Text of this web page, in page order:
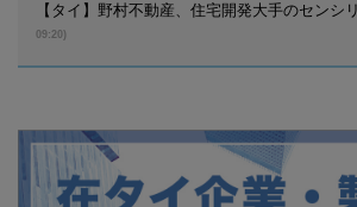
【タイ】野村不動産、住宅開発大手のセンシ
09:20)